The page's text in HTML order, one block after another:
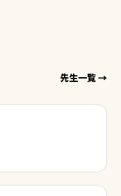
先生一覧 →